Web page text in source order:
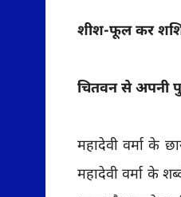
शीश-फूल कर
चितवन से अपनी
महादेवी वर्मा के
महादेवी वर्मा के